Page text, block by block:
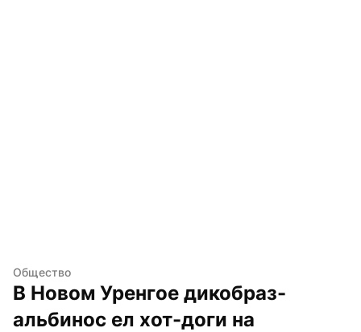
Общество
В Новом Уренгое дикобраз-
альбинос ел хот-доги на